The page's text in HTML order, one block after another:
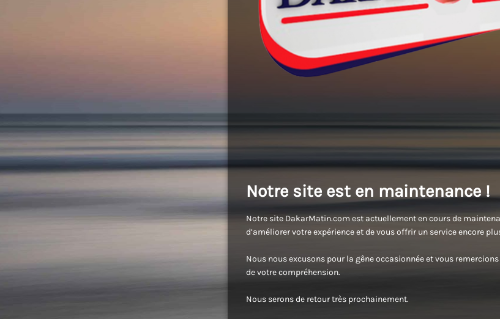
Notre site est en maintenance !
Notre site DakarMatin.com est actuellement en cours de
d’améliorer votre expérience et de vous offrir un service encore
Nous nous excusons pour la gêne occasionnée et vous
de votre compréhension.
Nous serons de retour très prochainement.